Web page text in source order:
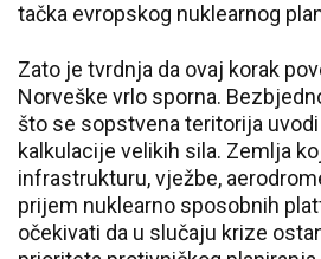
tačka evropskog nuklearnog
Zato je tvrdnja da ovaj korak
Norveške vrlo sporna.
što se sopstvena teritorija
kalkulacije velikih sila. Zemlja
infrastrukturu, vježbe,
prijem nuklearno sposobnih
očekivati da u slučaju krize